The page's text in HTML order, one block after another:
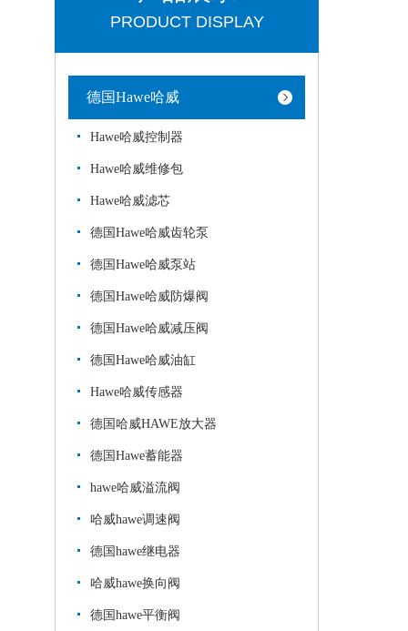
PRODUCT DISPLAY
德国Hawe哈威
Hawe哈威控制器
Hawe哈威维修包
Hawe哈威滤芯
德国Hawe哈威齿轮泵
德国Hawe哈威泵站
德国Hawe哈威防爆阀
德国Hawe哈威减压阀
德国Hawe哈威油缸
Hawe哈威传感器
德国哈威HAWE放大器
德国Hawe蓄能器
hawe哈威溢流阀
哈威hawe调速阀
德国hawe继电器
哈威hawe换向阀
德国hawe平衡阀